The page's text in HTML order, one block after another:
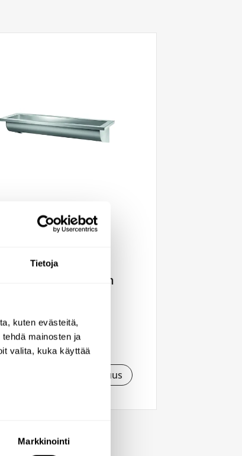
Tietoja
kuten evästeitä,
mainosten ja
valita, kuka käyttää
Voit muuttaa
Markkinointi
ryhmäpesuallas,
2400x400mm, ilman
1051,49 €
Katso saatavuus